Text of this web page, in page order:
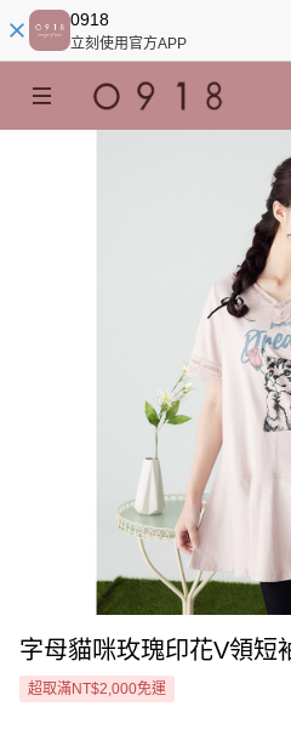
0918
立刻使用官方APP
字母貓咪玫瑰印花V領短
超取滿NT$2,000免運